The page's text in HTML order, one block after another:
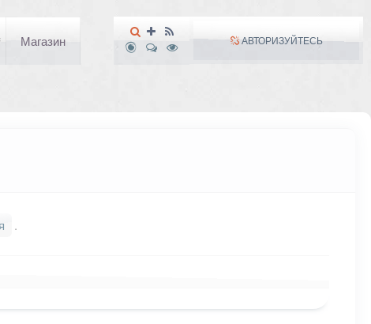
АВТОРИЗУЙТЕСЬ
Магазин
.